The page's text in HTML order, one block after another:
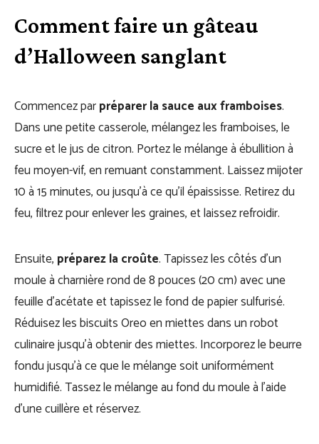
Comment faire un gâteau
d’Halloween sanglant
Commencez parpréparer la sauce aux framboises.
Dans une petite casserole, mélangez les framboises, le
sucre et le jus de citron. Portez le mélange à ébullition à
feu moyen-vif, en remuant constamment. Laissez mijoter
10 à 15 minutes, ou jusqu’à ce qu’il épaississe. Retirez du
feu, filtrez pour enlever les graines, et laissez refroidir.
Ensuite, préparez la croûte. Tapissez les côtés d’un
moule à charnière rond de 8 pouces (20 cm) avec une
feuille d’acétate et tapissez le fond de papier sulfurisé.
Réduisez les biscuits Oreo en miettes dans un robot
culinaire jusqu’à obtenir des miettes. Incorporez le beurre
fondu jusqu’à ce que le mélange soit uniformément
humidifié. Tassez le mélange au fond du moule à l’aide
d’une cuillère et réservez.